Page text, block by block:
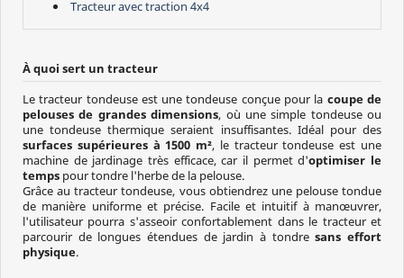
Tracteur avec traction 4x4
À quoi sert un tracteur
Le tracteur tondeuse est une tondeuse conçue pour la coupe de
pelouses de grandes dimensions, où une simple tondeuse ou
une tondeuse thermique seraient insuffisantes. Idéal pour des
surfaces supérieures à 1500 m², le tracteur tondeuse est une
machine de jardinage très efficace, car il permet d'optimiser le
tempspour tondre l'herbe de la pelouse.
Grâce au tracteur tondeuse, vous obtiendrez une pelouse tondue
de manière uniforme et précise. Facile et intuitif à manœuvrer,
l'utilisateur pourra s'asseoir confortablement dans le tracteur et
parcourir de longues étendues de jardin à tondresans effort
physique.